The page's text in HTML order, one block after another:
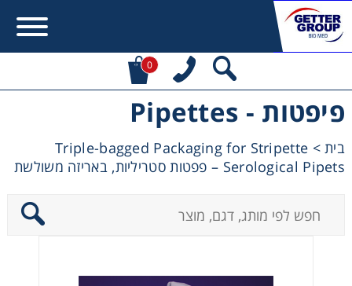
0
פיפטות - Pipettes
בית>
Triple-bagged Packaging for Stripette
Serological Pipets – פפטות סטריליות, באריזה משולשת
Contact form not found.
מעונין לקבל הצעת מחיר או מידע עבור: